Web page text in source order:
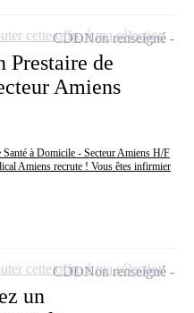
de
Amiens
à Domicile - Secteur Amiens H/F
Amiens recrute ! Vous êtes infirmier
CDDNon renseigné
cette offre à ma sélection
un
CDDNon renseigné
cette offre à ma sélection